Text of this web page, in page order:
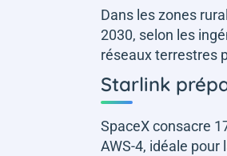
Dans les zones
2030, selon les
réseaux terrestres
Starlink
SpaceX consacre
AWS-4, idéale